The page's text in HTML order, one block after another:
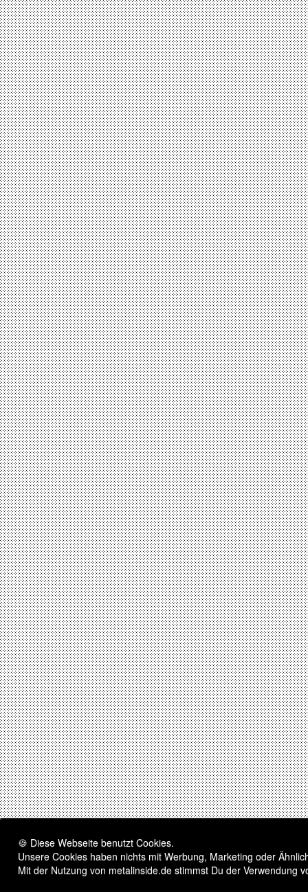
🍪 Diese Webseite benutzt Cookies.
Unsere Cookies haben nichts mit Werbung, Marketing oder
Mit der Nutzung von metalinside.de stimmst Du der Verwendung